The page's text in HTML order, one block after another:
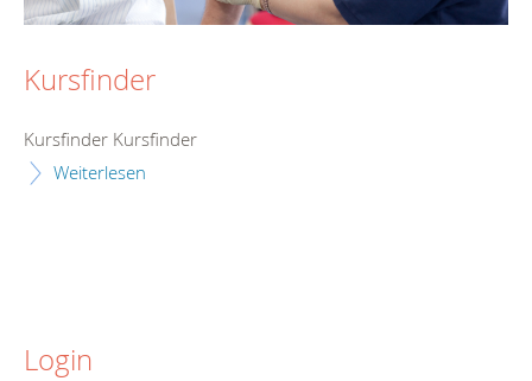
Kursfinder
Kursfinder Kursfinder
Weiterlesen
Login